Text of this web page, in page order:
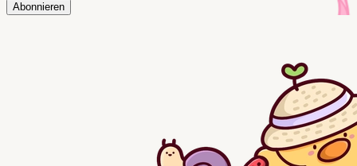
Abonnieren